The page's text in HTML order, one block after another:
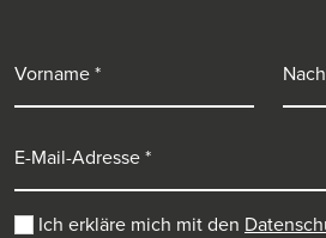
Ich erkläre mich mit den